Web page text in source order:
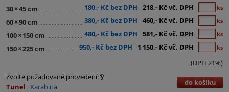
30×45 cm 180,- Kč bez DPH 218,- Kč vč. DPH ks
60×90 cm 380,- Kč bez DPH 460,- Kč vč. DPH ks
100× 150 cm 480,- Kč bez DPH 581,- Kč vč. DPH ks
150×225 cm 950,- Kč bez DPH 1 150,- Kč vč. DPH ks
(DPH 21%)
Zvolte požadované provedení:
Tunel
Karabina do košíku